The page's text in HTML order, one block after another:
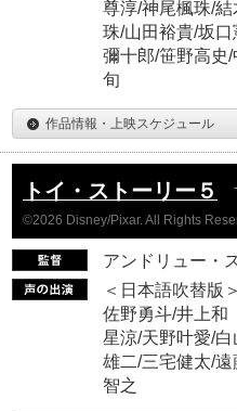
尊淳/神尾楓珠/
珠/山田裕貴/坂
彌十郎/笹野高史
旬
作品情報・上映スケジュール
トイ・ストーリー５
©2026 Disney/Pixar. All Rights
アンドリュー・
＜日本語吹替版
佐野勇斗/井上和
星涼/天野叶愛/
雄二/三宅健太/
智之